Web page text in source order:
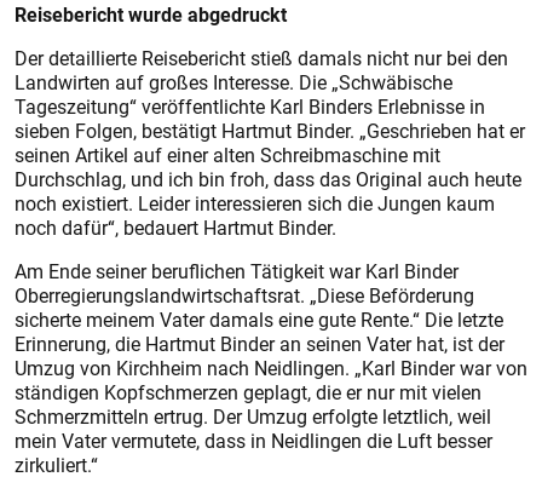
Reisebericht wurde abgedruckt
Der detaillierte Reisebericht stieß damals nicht nur bei den
Landwirten auf großes Interesse. Die „Schwäbische
Tageszeitung“ veröffentlichte Karl Binders Erlebnisse in
sieben Folgen, bestätigt Hartmut Binder. „Geschrieben hat er
seinen Artikel auf einer alten Schreibmaschine mit
Durchschlag, und ich bin froh, dass das Original auch heute
noch existiert. Leider interessieren sich die Jungen kaum
noch dafür“, bedauert Hartmut Binder.
Am Ende seiner beruflichen Tätigkeit war Karl Binder
Oberregierungslandwirtschaftsrat. „Diese Beförderung
sicherte meinem Vater damals eine gute Rente.“ Die letzte
Erinnerung, die Hartmut Binder an seinen Vater hat, ist der
Umzug von Kirchheim nach Neidlingen. „Karl Binder war von
ständigen Kopfschmerzen geplagt, die er nur mit vielen
Schmerzmitteln ertrug. Der Umzug erfolgte letztlich, weil
mein Vater vermutete, dass in Neidlingen die Luft besser
zirkuliert.“